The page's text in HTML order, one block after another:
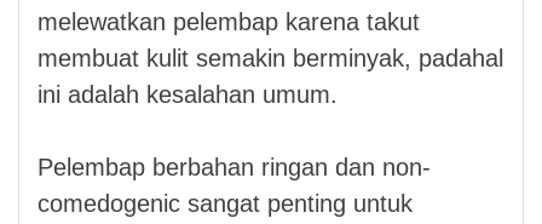
melewatkan pelembap karena takut
membuat kulit semakin berminyak, padahal
ini adalah kesalahan umum.
Pelembap berbahan ringan dan non-
comedogenic sangat penting untuk